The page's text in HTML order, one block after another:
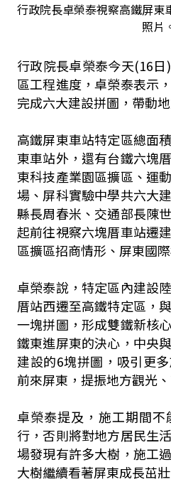
行政院長卓榮泰視察高鐵屏東
照片
行政院長卓榮泰今天(16
區工程進度，卓榮泰表示
完成六大建設拼圖，帶動
高鐵屏東車站特定區總面
東車站外，還有台鐵六塊
東科技產業園區擴區、運
場、屏科實驗中學共六大
縣長周春米、交通部長陳
起前往視察六塊厝車站遷
區擴區招商情形、屏東國
卓榮泰說，特定區內建設
厝站西遷至高鐵特定區，
一塊拼圖，形成雙鐵新核
鐵東進屏東的決心，中央
建設的6塊拼圖，吸引更
前來屏東，提振地方觀光
卓榮泰提及，施工期間
行，否則將對地方居民生
場發現有許多大樹，施工
大樹繼續看著屏東成長茁壯